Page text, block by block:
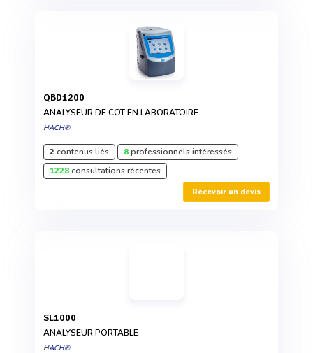
QBD1200
ANALYSEUR DE COT EN LABORATOIRE
HACH®
2contenus liés 8professionnels intéressés
1228consultations récentes
Recevoir un devis
SL1000
ANALYSEUR PORTABLE
HACH®